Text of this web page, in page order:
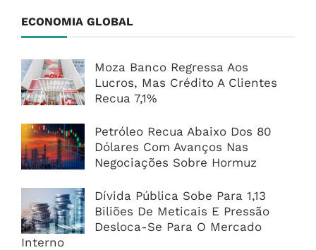
ECONOMIA GLOBAL
Moza Banco Regressa Aos
Lucros, Mas Crédito A Clientes
Recua 7,1%
Petróleo Recua Abaixo Dos 80
Dólares Com Avanços Nas
Negociações Sobre Hormuz
Dívida Pública Sobe Para 1,13
Biliões De Meticais E Pressão
Desloca-Se Para O Mercado
Interno